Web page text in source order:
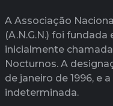
A Associação
(A.N.G.N.) foi fundada
inicialmente
Nocturnos. A
de janeiro de 1996, e
indeterminada.